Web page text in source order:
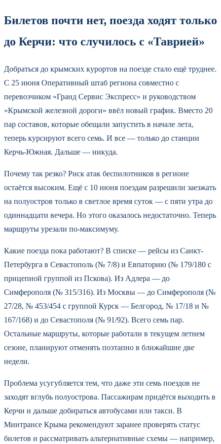
Билетов почти нет, поезда ходят только
до Керчи: что случилось с «Таврией»
Добраться до крымских курортов на поезде стало ещё труднее.
С 25 июня Оперативный штаб региона совместно с
перевозчиком «Гранд Сервис Экспресс» и руководством
«Крымской железной дороги» ввёл новый график. Вместо 20
пар составов, которые обещали запустить в начале лета,
теперь курсируют всего семь. И все — только до станции
Керчь-Южная. Дальше — никуда.
Почему так резко? Риск атак беспилотников в регионе
остаётся высоким. Ещё с 10 июня поездам разрешили заезжать
на полуостров только в светлое время суток — с пяти утра до
одиннадцати вечера. Но этого оказалось недостаточно. Теперь
маршруты урезали по-максимуму.
Какие поезда пока работают? В списке — рейсы из Санкт-
Петербурга в Севастополь (№ 7/8) и Евпаторию (№ 179/180 с
прицепной группой из Пскова). Из Адлера — до
Симферополя (№ 315/316). Из Москвы — до Симферополя (№
27/28, № 453/454 с группой Курск — Белгород, № 17/18 и №
167/168) и до Севастополя (№ 91/92). Всего семь пар.
Остальные маршруты, которые работали в текущем летнем
сезоне, планируют отменять поэтапно в ближайшие две
недели.
Проблема усугубляется тем, что даже эти семь поездов не
заходят вглубь полуострова. Пассажирам придётся выходить в
Керчи и дальше добираться автобусами или такси. В
Минтрансе Крыма рекомендуют заранее проверять статус
билетов и рассматривать альтернативные схемы — например,